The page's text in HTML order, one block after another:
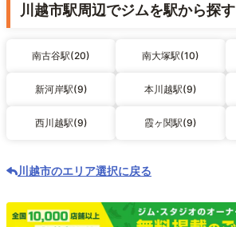
川越市駅周辺でジムを駅から探す
南古谷駅(20) 南大塚駅(10)
新河岸駅(9) 本川越駅(9)
西川越駅(9) 霞ヶ関駅(9)
川越市のエリア選択に戻る